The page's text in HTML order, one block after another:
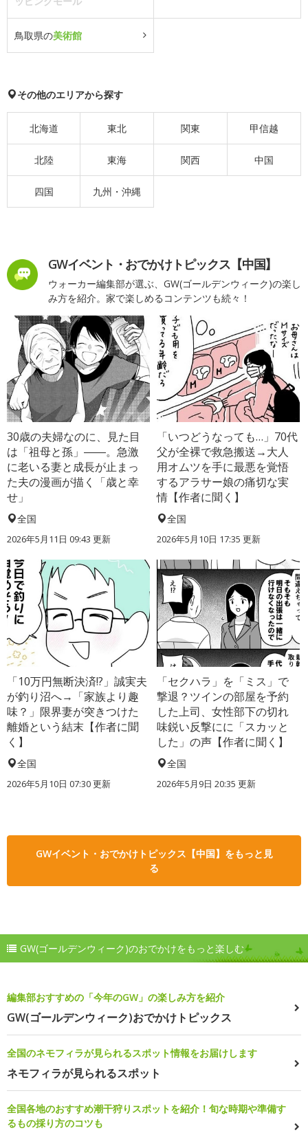
鳥取県の美術館
その他のエリアから探す
北海道 東北 関東 甲信越
北陸 東海 関西 中国
四国 九州・沖縄
GWイベント・おでかけトピックス【中国】
ウォーカー編集部が選ぶ、GW(ゴールデンウィーク)の楽し
み方を紹介。家で楽しめるコンテンツも続々！
30歳の夫婦なのに、見た目
は「祖母と孫」――。急激
に老いる妻と成長が止まっ
た夫の漫画が描く「歳と幸
せ」
全国
2026年5月11日 09:43 更新
「いつどうなっても…」70代
父が全裸で救急搬送→大人
用オムツを手に最悪を覚悟
するアラサー娘の痛切な実
情【作者に聞く】
全国
2026年5月10日 17:35 更新
「10万円無断決済!?」誠実夫
が釣り沼へ→「家族より趣
味？」限界妻が突きつけた
離婚という結末【作者に聞
く】
全国
2026年5月10日 07:30 更新
「セクハラ」を「ミス」で
撃退？ツインの部屋を予約
した上司、女性部下の切れ
味鋭い反撃にに「スカッと
した」の声【作者に聞く】
全国
2026年5月9日 20:35 更新
GWイベント・おでかけトピックス【中国】をもっと見
る
GW(ゴールデンウィーク)のおでかけをもっと楽しむ
編集部おすすめの「今年のGW」の楽しみ方を紹介
GW(ゴールデンウィーク)おでかけトピックス
全国のネモフィラが見られるスポット情報をお届けします
ネモフィラが見られるスポット
全国各地のおすすめ潮干狩りスポットを紹介！旬な時期や準備す
るもの採り方のコツも